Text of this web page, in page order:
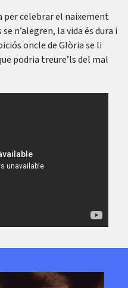
per celebrar el naixement
n’alegren, la vida és dura i
oncle de Glòria se li
podria treure’ls del mal